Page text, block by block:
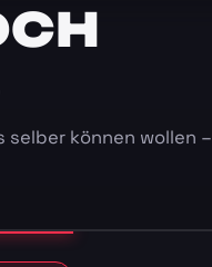
selber können wollen –